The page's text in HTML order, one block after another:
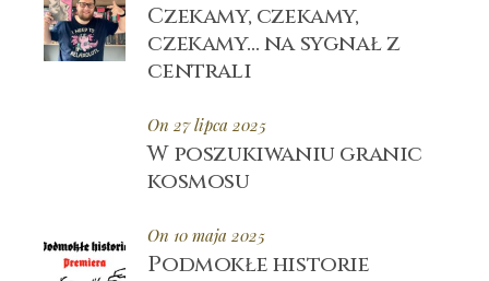
Czekamy, czekamy,
czekamy… na sygnał z
centrali
On 27 lipca 2025
W poszukiwaniu granic
kosmosu
On 10 maja 2025
Podmokłe historie